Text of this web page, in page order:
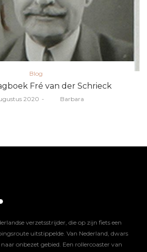
Posted
in
Blog
Fré van der Schrieck
2020 Barbara
verzetsstrijder, die op zijn fiets een
uitstippelde. Van Nederland, dwars
onbezet gebied. Een rollercoaster van